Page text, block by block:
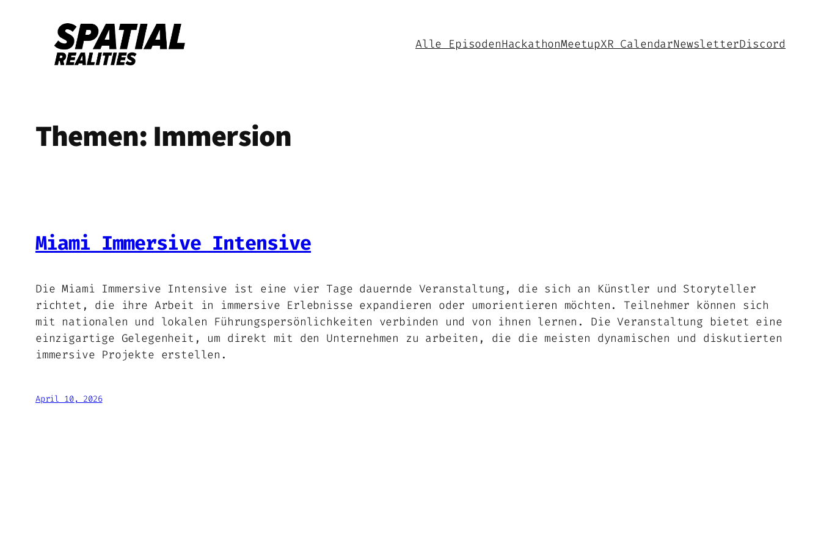
springen
Alle EpisodenHackathonMeetupXR CalendarNewsletterDiscord
Themen:Immersion
Miami Immersive Intensive
Die Miami Immersive Intensive ist eine vier Tage dauernde Veranstaltung, die sich an Künstler und Storyteller
richtet, die ihre Arbeit in immersive Erlebnisse expandieren oder umorientieren möchten. Teilnehmer können sich
mit nationalen und lokalen Führungspersönlichkeiten verbinden und von ihnen lernen. Die Veranstaltung bietet eine
einzigartige Gelegenheit, um direkt mit den Unternehmen zu arbeiten, die die meisten dynamischen und diskutierten
immersive Projekte erstellen.
April 10, 2026